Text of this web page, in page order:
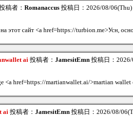
稿者： Romanaccus 投稿日：2026/08/
этот сайт <a href=https://turbion.me>Усн,
ai 投稿者： JamesitEmn 投稿日：
<a href=https://martianwallet.ai/>martian
ai 投稿者： JamesitEmn 投稿日：2026/08/